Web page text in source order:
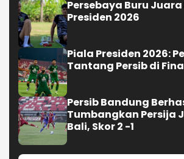
Persebaya Buru Juara Piala
Presiden 2026
Piala Presiden 2026:
Tantang Persib di
Persib Bandung
Tumbangkan Persija
Bali, Skor 2 -1